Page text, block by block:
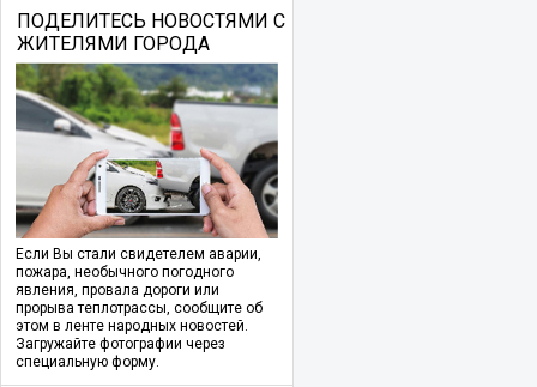
ПОДЕЛИТЕСЬ НОВОСТЯМИ С
ЖИТЕЛЯМИ ГОРОДА
Если Вы стали свидетелем аварии,
пожара, необычного погодного
явления, провала дороги или
прорыва теплотрассы, сообщите об
этом в ленте народных новостей.
Загружайте фотографии через
специальную форму.